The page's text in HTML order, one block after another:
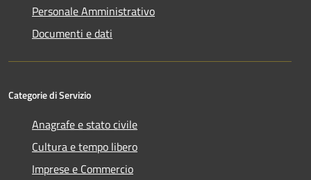
Personale Amministrativo
Documenti e dati
Categorie di Servizio
Anagrafe e stato civile
Cultura e tempo libero
Imprese e Commercio